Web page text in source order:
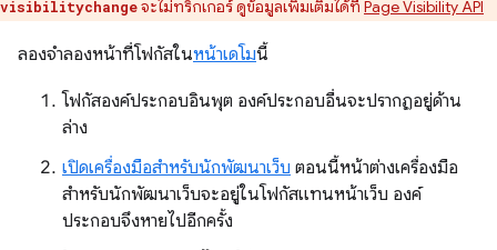
visibilitychangeจะไม่ทริกเกอร์ ดูข้อมูลเพิ่มเติมได้ที่ Page Visibility API
ลองจําลองหน้าที่โฟกัสในหน้าเดโมนี้
โฟกัสองค์ประกอบอินพุต องค์ประกอบอื่นจะปรากฏอยู่ด้าน
ล่าง
เปิดเครื่องมือสำหรับนักพัฒนาเว็บ ตอนนี้หน้าต่างเครื่องมือ
สำหรับนักพัฒนาเว็บจะอยู่ในโฟกัสแทนหน้าเว็บ องค์
ประกอบจึงหายไปอีกครั้ง